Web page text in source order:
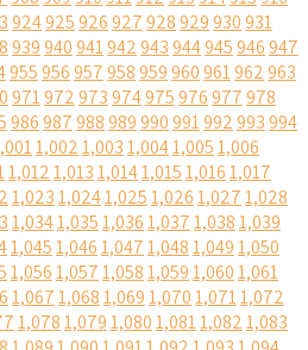
924925926927928929930931
939940941942943944945946947
955956957958959960961962963
971972973974975976977978
986987988989990991992993994
1,0021,0031,0041,0051,006
1,0121,0131,0141,0151,0161,017
1,0231,0241,0251,0261,0271,028
1,0341,0351,0361,0371,0381,039
1,0451,0461,0471,0481,0491,050
1,0561,0571,0581,0591,0601,061
1,0671,0681,0691,0701,0711,072
1,0781,0791,0801,0811,0821,083